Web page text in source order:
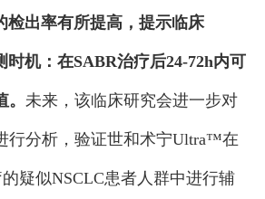
检出率有所提高，提示临床
时机：在SABR治疗后24-72h内可
未来，该临床研究会进一步对
行分析，验证世和术宁Ultra™在
疑似NSCLC患者人群中进行辅